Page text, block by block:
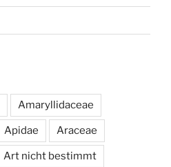
Amaryllidaceae
Apidae Araceae
Art nicht bestimmt